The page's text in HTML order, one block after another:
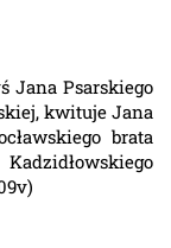
Jana Psarskiego
kwituje Jana
brata